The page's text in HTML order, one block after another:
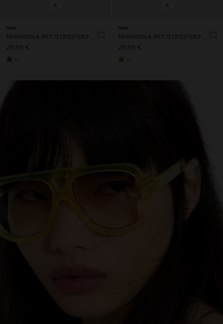
+
New
PASHMINA MIT STREIFENFRANSEN AUS 100% LEINEN
29,99 €
+
New
PASHMINA MIT STREIFENFRANSEN AUS 100% LEINEN
29,99 €